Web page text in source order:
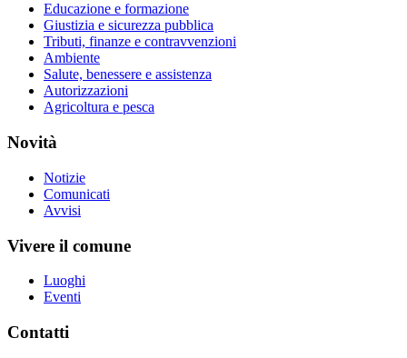
Educazione e formazione
Giustizia e sicurezza pubblica
Tributi, finanze e contravvenzioni
Ambiente
Salute, benessere e assistenza
Autorizzazioni
Agricoltura e pesca
Novità
Notizie
Comunicati
Avvisi
Vivere il comune
Luoghi
Eventi
Contatti